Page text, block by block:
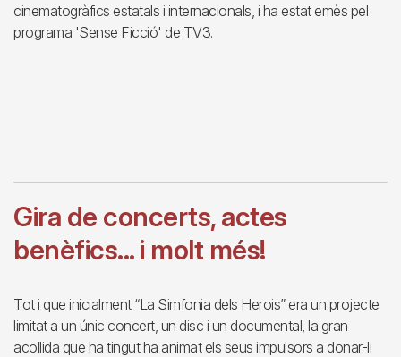
cinematogràfics estatals i internacionals, i ha estat emès pel
programa 'Sense Ficció' de TV3.
Gira de concerts, actes
benèfics... i molt més!
Tot i que inicialment “La Simfonia dels Herois” era un projecte
limitat a un únic concert, un disc i un documental, la gran
acollida que ha tingut ha animat els seus impulsors a donar-li